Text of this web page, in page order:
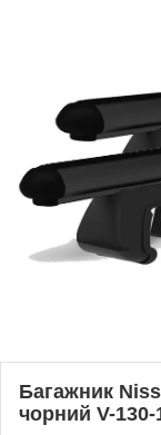
Багажник
чорний V-130-